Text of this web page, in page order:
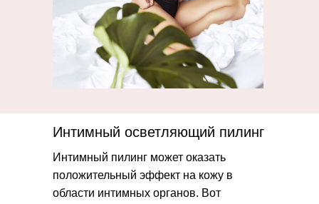
Интимный осветляющий пилинг
Интимный пилинг может оказать
положительный эффект на кожу в
области интимных органов. Вот